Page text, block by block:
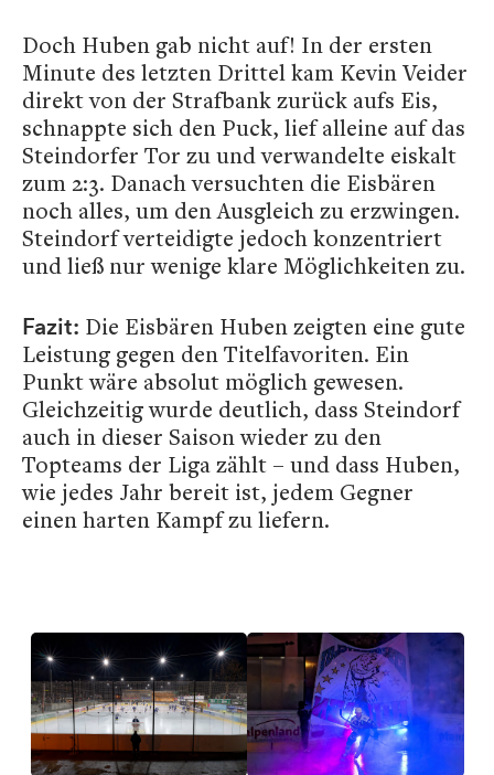
Doch Huben gab nicht auf! In der ersten
Minute des letzten Drittel kam Kevin Veider
direkt von der Strafbank zurück aufs Eis,
schnappte sich den Puck, lief alleine auf das
Steindorfer Tor zu und verwandelte eiskalt
zum 2:3. Danach versuchten die Eisbären
noch alles, um den Ausgleich zu erzwingen.
Steindorf verteidigte jedoch konzentriert
und ließ nur wenige klare Möglichkeiten zu.
Fazit: Die Eisbären Huben zeigten eine gute
Leistung gegen den Titelfavoriten. Ein
Punkt wäre absolut möglich gewesen.
Gleichzeitig wurde deutlich, dass Steindorf
auch in dieser Saison wieder zu den
Topteams der Liga zählt – und dass Huben,
wie jedes Jahr bereit ist, jedem Gegner
einen harten Kampf zu liefern.